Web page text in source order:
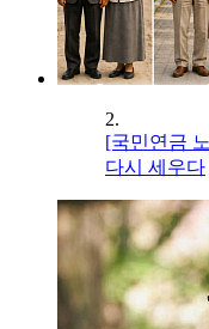
2.
[국민연금
다시 세우다